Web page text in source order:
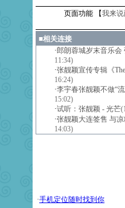
页面功能 【我来
■相关连接
·郎朗蓉城岁末音乐会
11:34)
·张靓颖宣传专辑《
16:24)
·李宇春张靓颖不做“
15:02)
·试听：张靓颖 - 光芒
·张靓颖大连签售 与
14:03)